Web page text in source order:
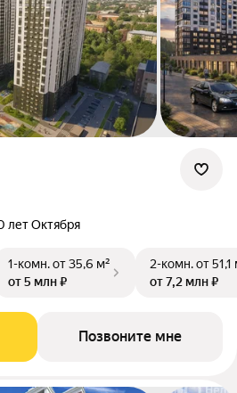
лет Октября
1-комн.от 35,6 м²
от 5 млн ₽
2-комн.от 51,1
от 7,2 млн ₽
Позвоните мне